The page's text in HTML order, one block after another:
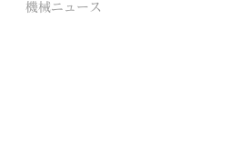
機械ニュース